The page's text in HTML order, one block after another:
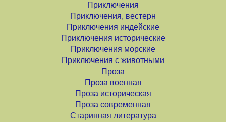
Приключения
Приключения, вестерн
Приключения индейские
Приключения исторические
Приключения морские
Приключения с животными
Проза
Проза военная
Проза историческая
Проза современная
Старинная литература